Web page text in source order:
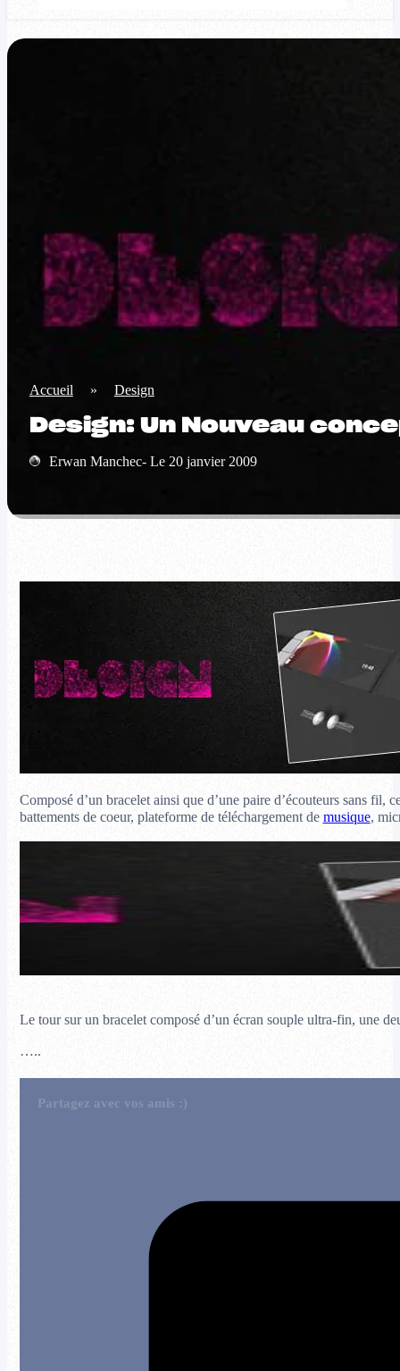
Accueil » Design
Design: Un Nouveau
Erwan Manchec- Le 20 janvier 2009
Composé d’un bracelet ainsi que d’une paire d’écouteurs sans fil,
battements de coeur, plateforme de téléchargement de musique,
Le tour sur un bracelet composé d’un écran souple ultra-fin, une
…..
Partagez avec vos amis :)